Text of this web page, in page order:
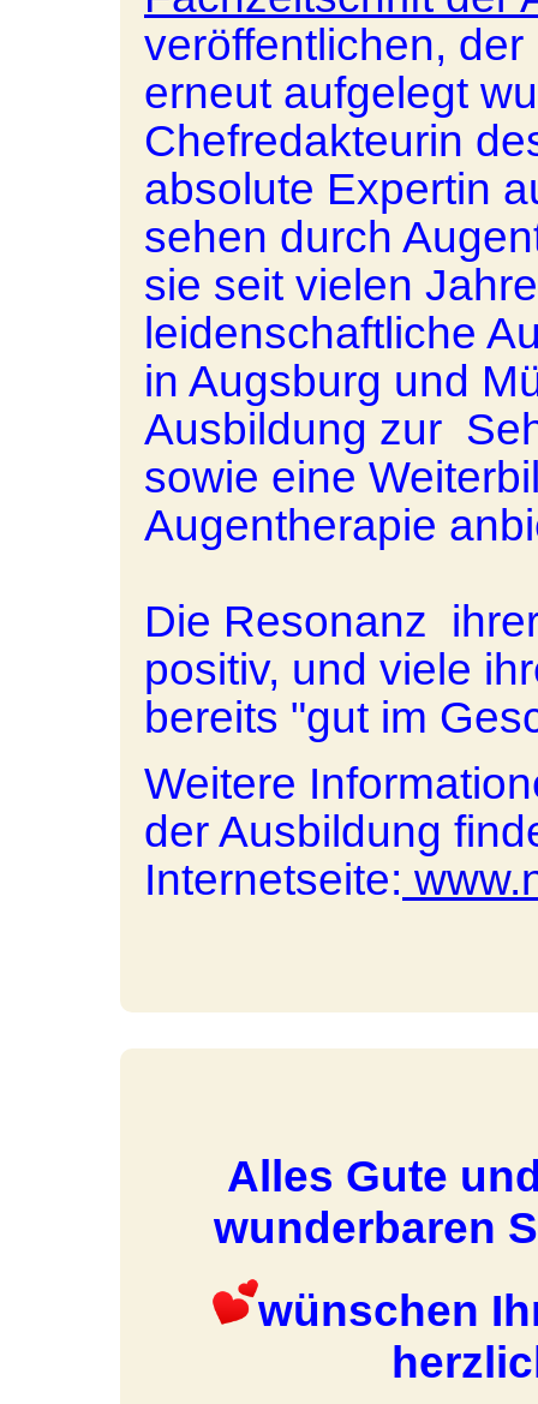
veröffentlichen,
erneut aufgelegt
Chefredakteurin
absolute Expertin
sehen durch
sie seit vielen
leidenschaftliche
in Augsburg und
Ausbildung zur
sowie eine
Augentherapie
Die Resonanz
positiv, und viele
bereits "gut im
Weitere
der Ausbildung
Internetseite:
Alles Gute
wunderbaren
wünschen